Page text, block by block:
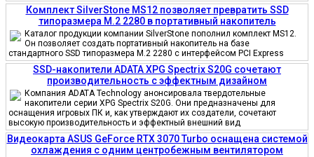
Комплект SilverStone MS12 позволяет превратить SSD
типоразмера M.2 2280 в портативный накопитель
Каталог продукции компании SilverStone пополнил комплект MS12.
Он позволяет создать портативный накопитель на базе
стандартного SSD типоразмера M.2 2280 с интерфейсом PCI Express
SSD-накопители ADATA XPG Spectrix S20G сочетают
производительность с эффектным дизайном
Компания ADATA Technology анонсировала твердотельные
накопители серии XPG Spectrix S20G. Они предназначены для
оснащения игровых ПК и, как утверждают их создатели, сочетают
высокую производительность и эффектный внешний вид
Видеокарта ASUS GeForce RTX 3070 Turbo оснащена системой
охлаждения с одним центробежным вентилятором